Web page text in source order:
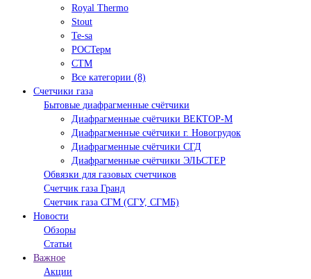
Royal Thermo
Stout
Te-sa
РОСТерм
СТМ
Все категории (8)
Счетчики газа
Бытовые диафрагменные счётчики
Диафрагменные счётчики ВЕКТОР-М
Диафрагменные счётчики г. Новогрудок
Диафрагменные счётчики СГД
Диафрагменные счётчики ЭЛЬСТЕР
Обвязки для газовых счетчиков
Счетчик газа Гранд
Счетчик газа СГМ (СГУ, СГМБ)
Новости
Обзоры
Статьи
Важное
Акции